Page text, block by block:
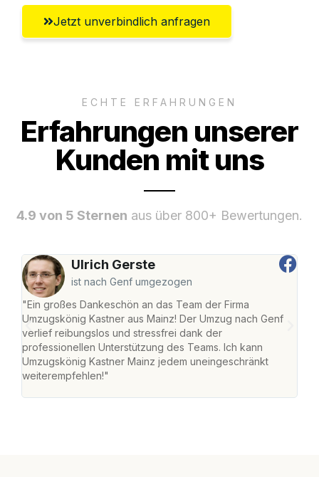
Jetzt unverbindlich anfragen
ECHTE ERFAHRUNGEN
Erfahrungen unserer
Kunden mit uns
4.9 von 5 Sternen aus über 800+ Bewertungen.
Ulrich Gerste
ist nach Genf umgezogen
"Ein großes Dankeschön an das Team der Firma
Umzugskönig Kastner aus Mainz! Der Umzug nach Genf
verlief reibungslos und stressfrei dank der
professionellen Unterstützung des Teams. Ich kann
Umzugskönig Kastner Mainz jedem uneingeschränkt
weiterempfehlen!"